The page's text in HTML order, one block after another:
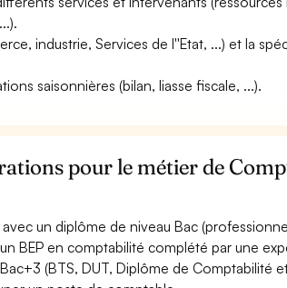
industrie, Services de l''Etat, ...) et la
saisonnières (bilan, liasse fiscale, ...).
pour le métier de
un diplôme de niveau Bac
BEP en comptabilité complété par une
(BTS, DUT, Diplôme de Comptabilité